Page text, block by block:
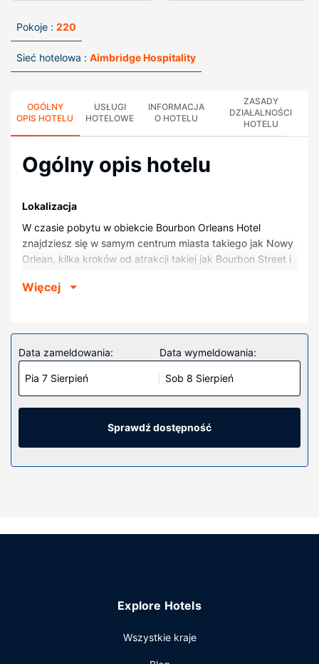
Pokoje : 220
Sieć hotelowa : Aimbridge Hospitality
OGÓLNY
OPIS HOTELU
USŁUGI
HOTELOWE
INFORMACJA
O HOTELU
ZASADY
DZIAŁALNOŚCI
HOTELU
Ogólny opis hotelu
Lokalizacja
W czasie pobytu w obiekcie Bourbon Orleans Hotel
znajdziesz się w samym centrum miasta takiego jak Nowy
Orlean, kilka kroków od atrakcji takiej jak Bourbon Street i
Monde. Hotel (historyczny) znajduje się 0,5 km od atrakcji
Poczuj się jak w domu w 220 pokojach, których
wyposażenie to stacja dokująca do iPoda i telewizor
płaskoekranowy. Wyposażenie łóżek to pillowtop oraz
kołdry puchowe i pościel premium. Bezpłatny przewodowy
i bezprzewodowy dostęp do internetu zapewni łączność
centrum fitness. Ten hotel oferuje udogodnienia takie jak
Hotel: znajduje się tutaj restauracja Roux, gdzie możesz
pójść po przekąski, które serwują miejsca takie jak
Więcej
Data zameldowania:
Pia 7 Sierpień
Data wymeldowania:
Sob 8 Sierpień
Sprawdź dostępność
Explore Hotels
Wszystkie kraje